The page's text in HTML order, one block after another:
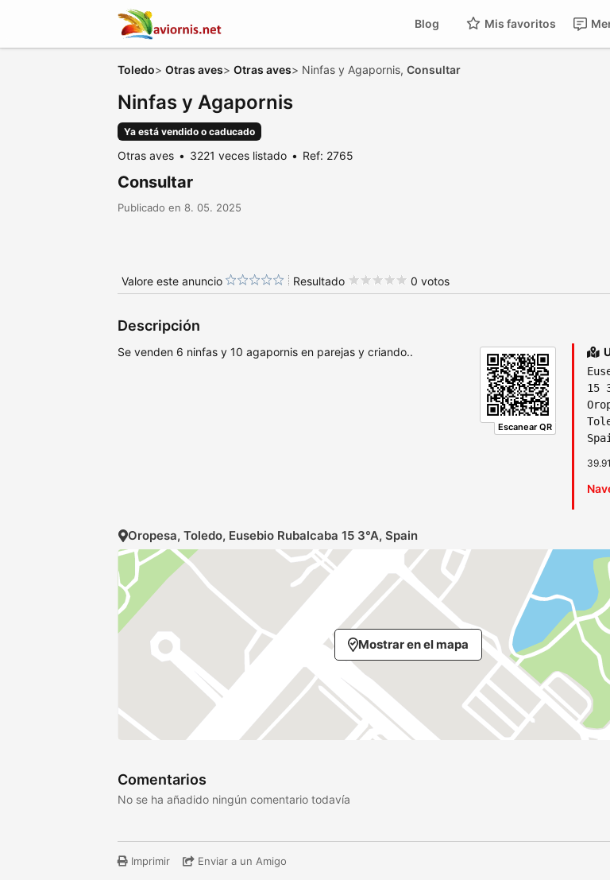
Mis favoritos
Blog
Toledo> Otras aves> Otras aves> Ninfas y Agapornis, Consultar
Ninfas y Agapornis
Ya está vendido o caducado
Otras aves 3221 veces listado Ref: 2765
Consultar
Publicado en 8. 05. 2025
Valore este anuncio Resultado 0 votos
Descripción
Escanear QR
Se venden 6 ninfas y 10 agapornis en parejas y criando..
15
Oropesa, Toledo, Eusebio Rubalcaba 15 3°A, Spain
Mostrar en el mapa
Comentarios
No se ha añadido ningún comentario todavía
Imprimir Enviar a un Amigo